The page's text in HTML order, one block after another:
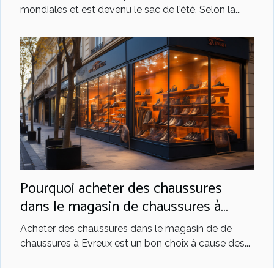
mondiales et est devenu le sac de l'été. Selon la...
Pourquoi acheter des chaussures
dans le magasin de chaussures à
Evreux ?
Acheter des chaussures dans le magasin de de
chaussures à Evreux est un bon choix à cause des...